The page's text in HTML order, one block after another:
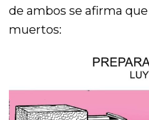
de ambos se afirma
muertos: